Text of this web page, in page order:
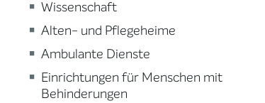
Wissenschaft
Alten- und Pflegeheime
Ambulante Dienste
Einrichtungen für Menschen mit
Behinderungen